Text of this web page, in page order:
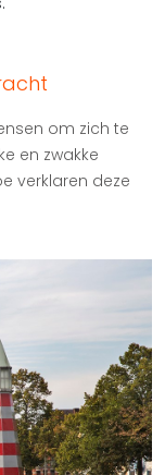
om zich te
en zwakke
verklaren deze